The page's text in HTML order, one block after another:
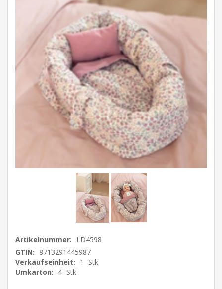
Artikelnummer: LD4598
GTIN: 8713291445987
Verkaufseinheit: 1
Stk
Umkarton: 4 Stk